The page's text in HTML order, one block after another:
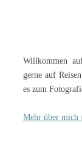
Willkommen
gerne auf
es zum
Mehr über mich